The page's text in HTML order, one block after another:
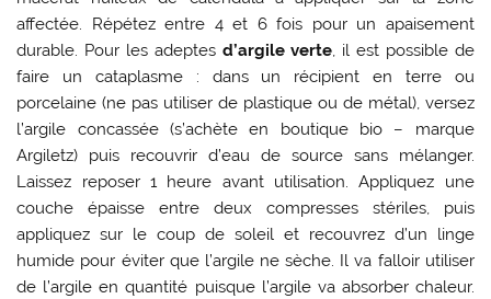
affectée. Répétez entre 4 et 6 fois pour un apaisement
durable. Pour les adeptes d’argile verte, il est possible de
faire un cataplasme : dans un récipient en terre ou
porcelaine (ne pas utiliser de plastique ou de métal), versez
l’argile concassée (s’achète en boutique bio – marque
Argiletz) puis recouvrir d’eau de source sans mélanger.
Laissez reposer 1 heure avant utilisation. Appliquez une
couche épaisse entre deux compresses stériles, puis
appliquez sur le coup de soleil et recouvrez d’un linge
humide pour éviter que l’argile ne sèche. Il va falloir utiliser
de l’argile en quantité puisque l’argile va absorber chaleur.